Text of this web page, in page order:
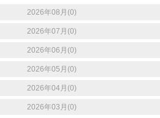
2026年08月(0)
2026年07月(0)
2026年06月(0)
2026年05月(0)
2026年04月(0)
2026年03月(0)